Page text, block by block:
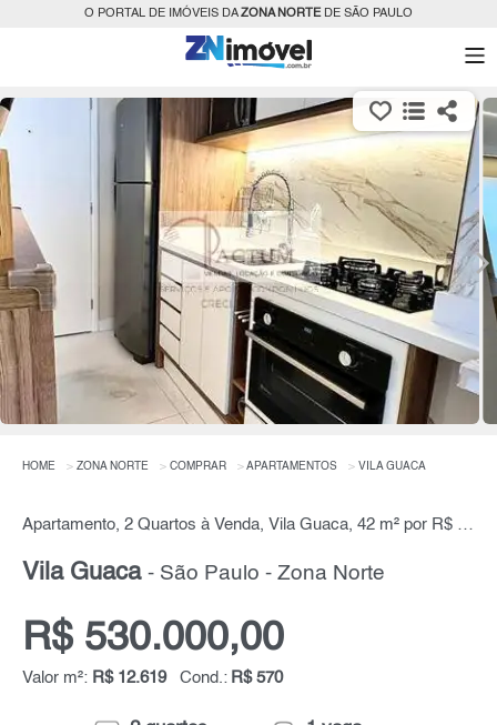
O PORTAL DE IMÓVEIS DAZONA NORTEDE SÃO PAULO
HOME ZONA NORTE COMPRAR APARTAMENTOS VILA GUACA
Apartamento, 2 Quartos à Venda, Vila Guaca, 42 m² por R$ 530.000,00
Vila Guaca - São Paulo - Zona Norte
R$ 530.000,00
Valor m²: R$ 12.619 Cond.: R$ 570